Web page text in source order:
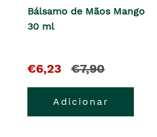
Bálsamo de Mãos Mango
30 ml
O
pre�o
atual
€6,23
e
o
pre�o
€7,90
Adicionar